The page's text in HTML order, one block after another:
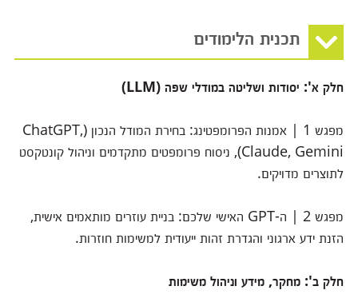
תכנית הלימודים
חלק א': יסודות ושליטה במודלי שפה (LLM)
מפגש 1 | אמנות הפרומפטינג: בחירת המודל הנכון (ChatGPT,
Claude, Gemini), ניסוח פרומפטים מתקדמים וניהול קונטקסט
לתוצרים מדויקים.
מפגש 2 | ה-GPT האישי שלכם: בניית עוזרים מותאמים אישית,
הזנת ידע ארגוני והגדרת זהות ייעודית למשימות חוזרות.
חלק ב': מחקר, מידע וניהול משימות